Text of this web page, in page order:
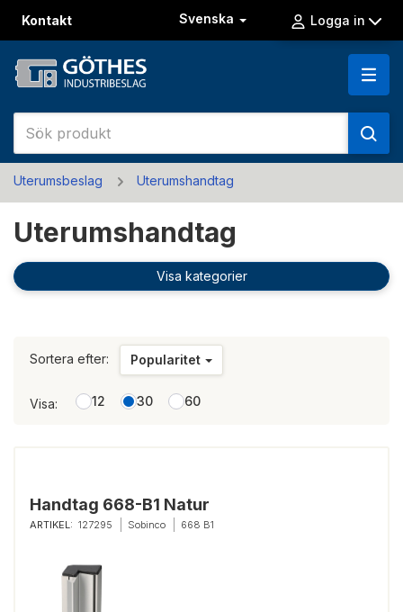
Kontakt Svenska Logga in
Uterumsbeslag Uterumshandtag
Uterumshandtag
Visa kategorier
Sortera efter: Popularitet
Visa: 12 30 60
Handtag 668-B1 Natur
ARTIKEL: 127295 Sobinco 668 B1